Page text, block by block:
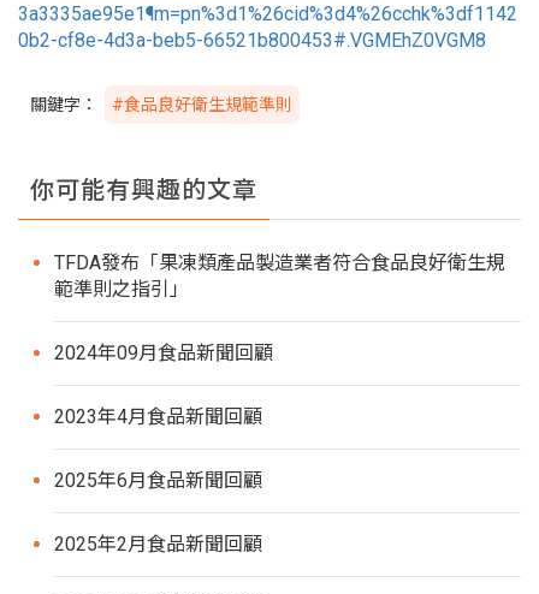
3a3335ae95e1¶m=pn%3d1%26cid%3d4%26cchk%3df1142
0b2-cf8e-4d3a-beb5-66521b800453#.VGMEhZ0VGM8
關鍵字： #食品良好衛生規範準則
你可能有興趣的文章
TFDA發布「果凍類產品製造業者符合食品良好衛生規
範準則之指引」
2024年09月食品新聞回顧
2023年4月食品新聞回顧
2025年6月食品新聞回顧
2025年2月食品新聞回顧